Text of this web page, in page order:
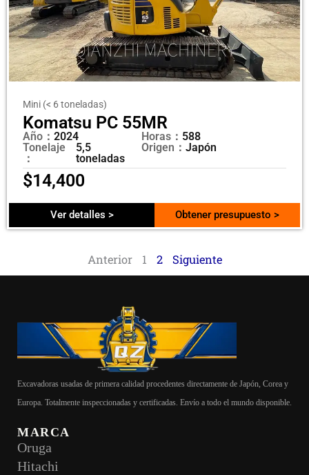
Mini (< 6 toneladas)
Komatsu PC 55MR
Año： 2024
Tonelaje
：
5,5
toneladas
Horas： 588
Origen： Japón
$14,400
Ver detalles > Obtener presupuesto >
Anterior 1 2 Siguiente
Excavadoras usadas de primera calidad procedentes directamente de Japón, Corea y
Europa. Totalmente inspeccionadas y certificadas. Envío a todo el mundo disponible.
MARCA
Oruga
Hitachi